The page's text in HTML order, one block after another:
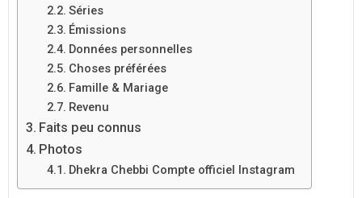
Séries
Émissions
Données personnelles
Choses préférées
Famille & Mariage
Revenu
Faits peu connus
Photos
Dhekra Chebbi Compte officiel Instagram